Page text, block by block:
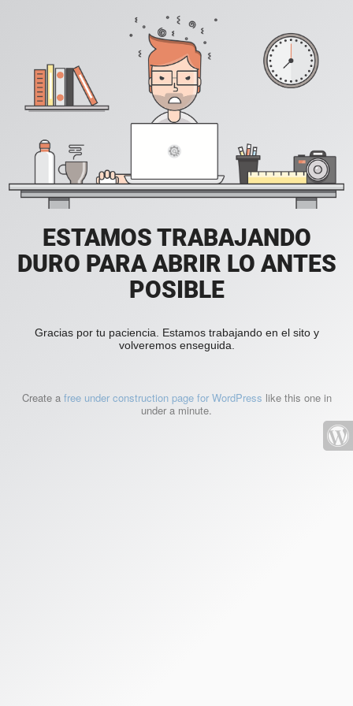
ESTAMOS TRABAJANDO
DURO PARA ABRIR LO ANTES
POSIBLE
Gracias por tu paciencia. Estamos trabajando en el sito y
volveremos enseguida.
Create a free under construction page for WordPress like this one in
under a minute.